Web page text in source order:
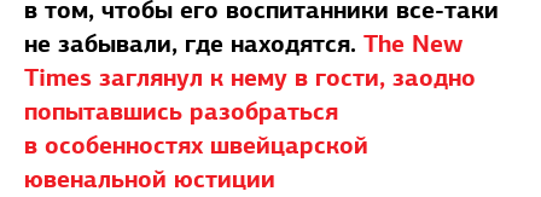
в том, чтобы его воспитанники все-таки
не забывали, где находятся. The New
Times заглянул к нему в гости, заодно
попытавшись разобраться
в особенностях швейцарской
ювенальной юстиции